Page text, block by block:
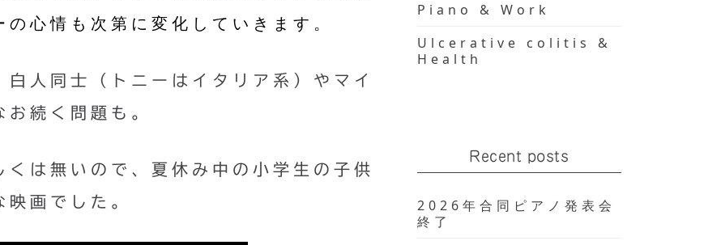
の心情も次第に変化していきます。
人同士（トニーはイタリア系）やマイ
お続く問題も。
は無いので、夏休み中の小学生の子供
画でした。
Piano & Work
Ulcerative colitis &
Health
Recent posts
2026年合同ピアノ発表会
終了